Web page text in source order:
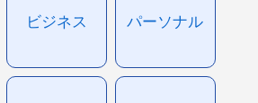
ビジネス パーソナル